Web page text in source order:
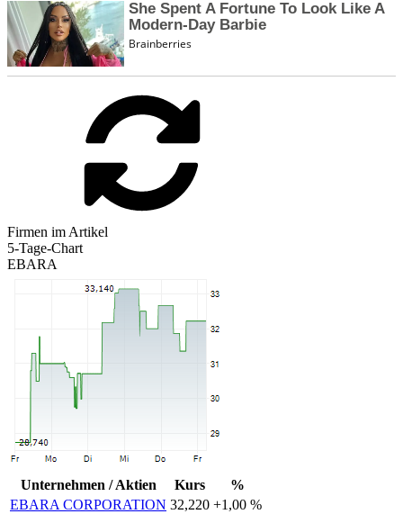
Firmen im Artikel
5-Tage-Chart
EBARA
Unternehmen / Aktien Kurs
%
EBARA CORPORATION 32,220 +1,00 %